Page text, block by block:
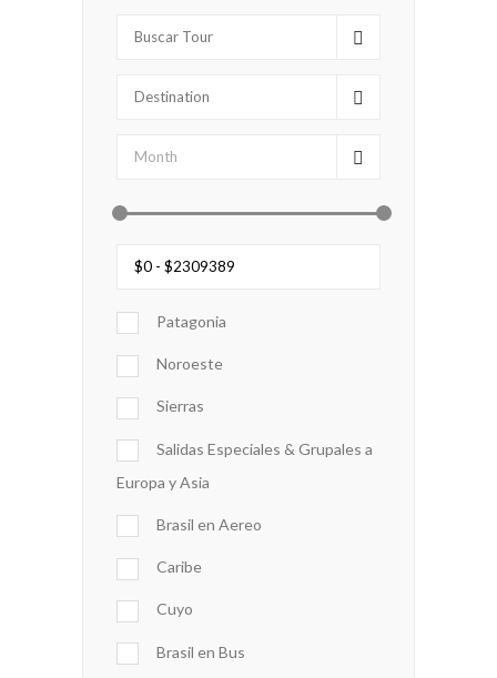
Patagonia
Noroeste
Sierras
Salidas Especiales & Grupales a
Europa y Asia
Brasil en Aereo
Caribe
Cuyo
Brasil en Bus